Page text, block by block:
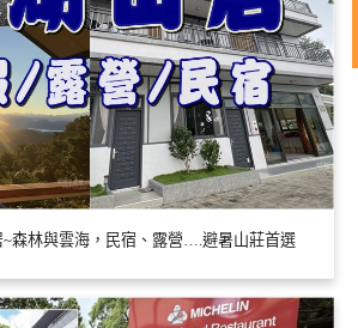
森林與雲海，民宿、露營….避暑山莊首選